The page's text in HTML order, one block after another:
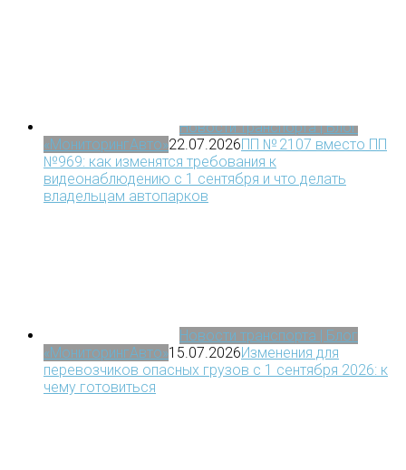
Новости транспорта | Блог
«МониторингАвто»22.07.2026ПП № 2107 вместо ПП
№969: как изменятся требования к
видеонаблюдению с 1 сентября и что делать
владельцам автопарков
Новости транспорта | Блог
«МониторингАвто»15.07.2026Изменения для
перевозчиков опасных грузов с 1 сентября 2026: к
чему готовиться